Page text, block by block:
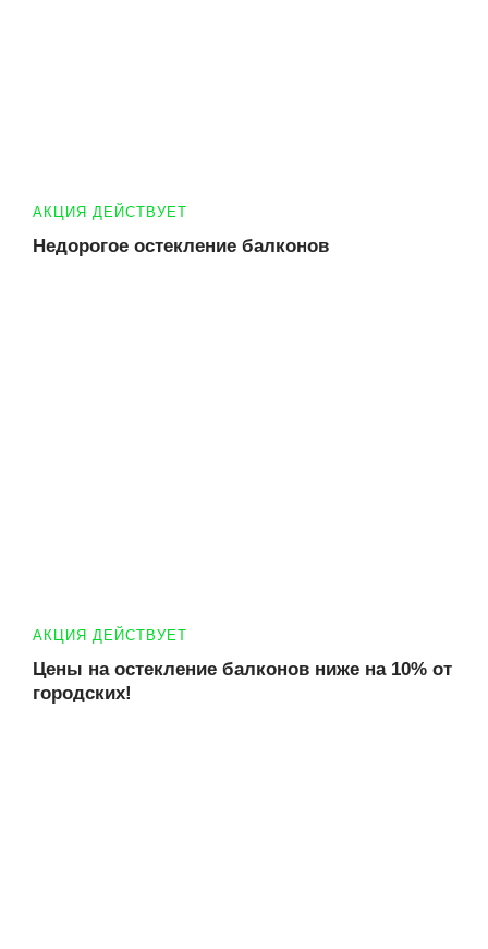
АКЦИЯ ДЕЙСТВУЕТ
Недорогое остекление балконов
АКЦИЯ ДЕЙСТВУЕТ
Цены на остекление балконов ниже на 10% от
городских!